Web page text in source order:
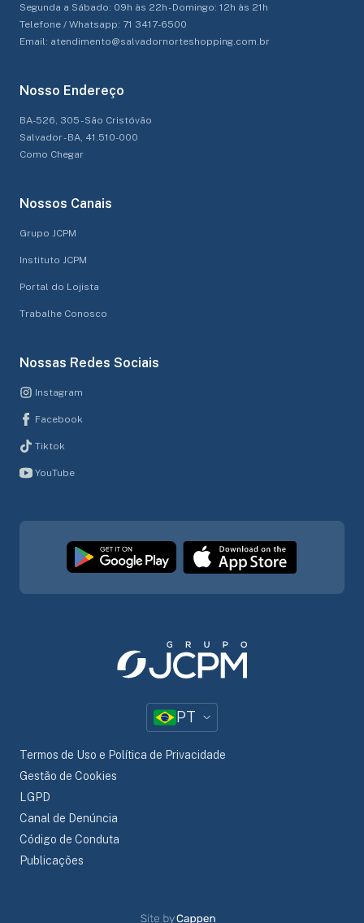
Segunda a Sábado: 09h às 22h - Domingo: 12h às 21h
Telefone / Whatsapp: 71 3417-6500
Email: atendimento@salvadornorteshopping.com.br
Nosso Endereço
BA-526, 305 - São Cristóvão
Salvador - BA, 41.510-000
Como Chegar
Nossos Canais
Grupo JCPM
Instituto JCPM
Portal do Lojista
Trabalhe Conosco
Nossas Redes Sociais
Instagram
Facebook
Tiktok
YouTube
PT
Termos de Uso e Política de Privacidade
Gestão de Cookies
LGPD
Canal de Denúncia
Código de Conduta
Publicações